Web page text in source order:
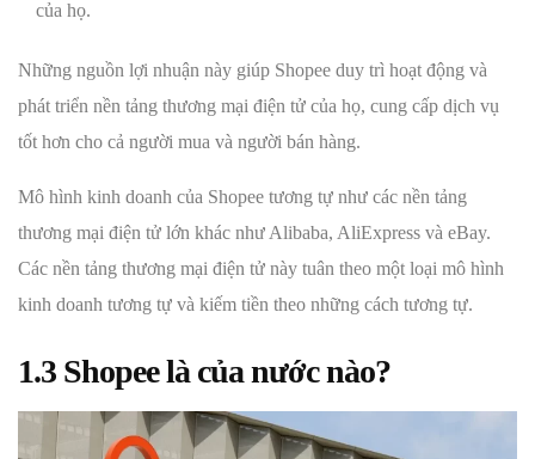
của họ.
Những nguồn lợi nhuận này giúp Shopee duy trì hoạt động và
phát triển nền tảng thương mại điện tử của họ, cung cấp dịch vụ
tốt hơn cho cả người mua và người bán hàng.
Mô hình kinh doanh của Shopee tương tự như các nền tảng
thương mại điện tử lớn khác như Alibaba, AliExpress và eBay.
Các nền tảng thương mại điện tử này tuân theo một loại mô hình
kinh doanh tương tự và kiếm tiền theo những cách tương tự.
1.3 Shopee là của nước nào?